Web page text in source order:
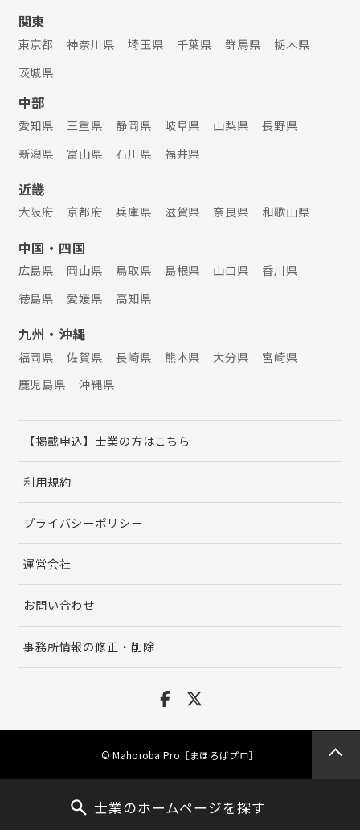
関東
東京都 神奈川県 埼玉県 千葉県 群馬県
栃木県
茨城県
中部
愛知県 三重県 静岡県 岐阜県 山梨県
長野県
新潟県
富山県 石川県 福井県
近畿
大阪府 京都府 兵庫県 滋賀県 奈良県 和歌山県
中国・四国
広島県 岡山県 鳥取県 島根県 山口県
香川県
徳島県
愛媛県 高知県
九州・沖縄
福岡県 佐賀県 長崎県 熊本県 大分県
宮崎県
鹿児島県
沖縄県
【掲載申込】士業の方はこちら
利用規約
プライバシーポリシー
運営会社
お問い合わせ
事務所情報の修正・削除
© Mahoroba Pro［まほろばプロ］